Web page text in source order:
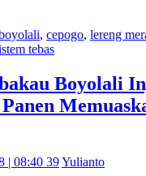
, cepogo, lereng
tebas
Boyolali
| 08:40 39Yulianto